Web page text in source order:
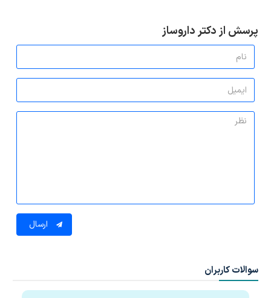
پرسش از دکتر داروساز
ارسال
سوالات کاربران